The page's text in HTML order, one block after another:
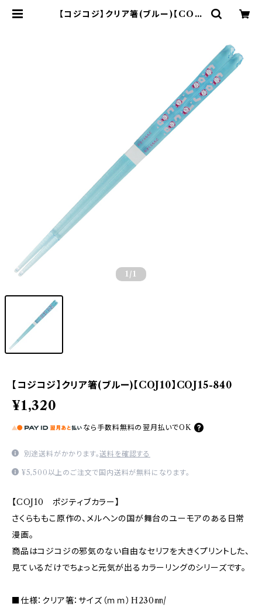
【コジコジ】クリア箸(ブルー)【COJ1
1 /1
【コジコジ】クリア箸(ブルー)【COJ10】COJ15-840
¥1,320
なら 手数料無料の 翌月払いでOK
別途送料がかかります。送料を確認する
¥5,500以上のご注文で国内送料が無料になります。
【COJ10 ポジティブカラー】
さくらももこ原作の、メルヘンの国が舞台のユーモアのある日常
漫画。
商品はコジコジの邪気のない自由なセリフを大きくプリントした、
見ているだけでちょっと元気が出るカラーリングのシリーズです。
■仕様：クリア箸：サイズ（ｍｍ）H230㎜/